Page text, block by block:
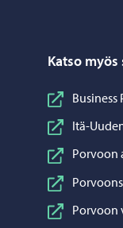
Katso
Business
Itä-
Porvoon
Porvoon